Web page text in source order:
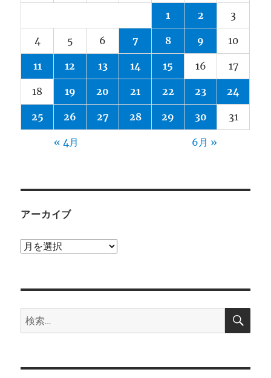
1 2 3
4 5 6 7 8 9 10
11 12 13 14 15 16 17
18 19 20 21 22 23 24
25 26 27 28 29 30 31
« 4月 6月 »
アーカイブ
ア
ブ
検
索:
検